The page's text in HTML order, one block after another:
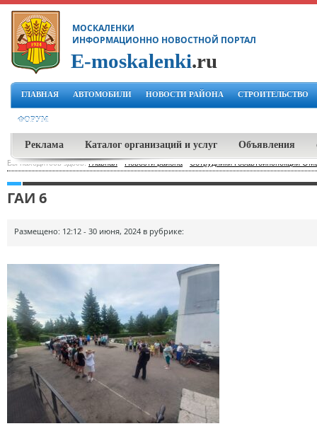
МОСКАЛЕНКИ
ИНФОРМАЦИОННО НОВОСТНОЙ ПОРТАЛ
E-moskalenki.ru
ГЛАВНАЯ АВТОМОБИЛИ НОВОСТИ РАЙОНА СТРОИТЕЛЬСТВО
ФОРУМ
Реклама Каталог организаций и услуг Объявления
Вы находитесь здесь:Главная-Новости района Сотрудники Госавтоинспекции
ГАИ 6
Размещено: 12:12 - 30 июня, 2024 в рубрике: